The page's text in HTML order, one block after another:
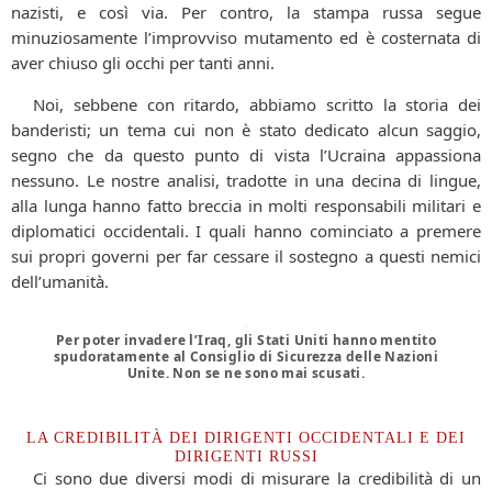
nazisti, e così via. Per contro, la stampa russa segue
minuziosamente l’improvviso mutamento ed è costernata di
aver chiuso gli occhi per tanti anni.
Noi, sebbene con ritardo, abbiamo scritto la storia dei
banderisti; un tema cui non è stato dedicato alcun saggio,
segno che da questo punto di vista l’Ucraina appassiona
nessuno. Le nostre analisi, tradotte in una decina di lingue,
alla lunga hanno fatto breccia in molti responsabili militari e
diplomatici occidentali. I quali hanno cominciato a premere
sui propri governi per far cessare il sostegno a questi nemici
dell’umanità.
Per poter invadere l’Iraq, gli Stati Uniti hanno mentito
spudoratamente al Consiglio di Sicurezza delle Nazioni
Unite. Non se ne sono mai scusati.
LA CREDIBILITÀ DEI DIRIGENTI OCCIDENTALI E DEI
DIRIGENTI RUSSI
Ci sono due diversi modi di misurare la credibilità di un